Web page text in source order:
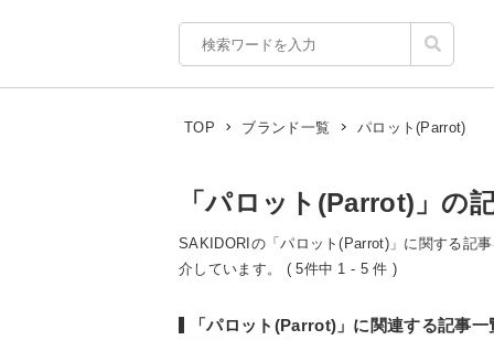
TOP ブランド一覧 パロット(Parrot)
「パロット(Parrot)」の
SAKIDORIの「パロット(Parrot)」に関する記
介しています。 ( 5件中 1 - 5 件 )
「パロット(Parrot)」に関連する記事一